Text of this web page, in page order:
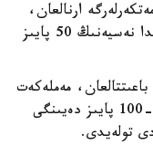
قىزمەتكەرلەرگە ارنالعان،
قىزمەتىن بەلسەندى جالعاستىرعان جاعدايدا نەسيەنىڭ 50 پايىز
باعىتتالعان، مەملەكەت
بالا سانىنا بايلانىستى نەسيەنىڭ 10 پايىز-100 پايىز دەيىنگى
تولەيدى.